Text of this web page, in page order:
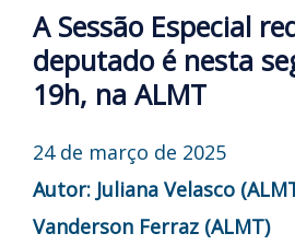
A Sessão Especial
deputado é nesta
19h, na ALMT
24 de março de 2025
Autor: Juliana Velasco
Vanderson Ferraz (ALMT)